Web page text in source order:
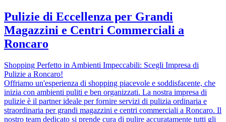
Pulizie di Eccellenza per Grandi
Magazzini e Centri Commerciali a
Roncaro
Shopping Perfetto in Ambienti Impeccabili: Scegli Impresa di
Pulizie a Roncaro!
Offriamo un'esperienza di shopping piacevole e soddisfacente, che
inizia con ambienti puliti e ben organizzati. La nostra impresa di
pulizie è il partner ideale per fornire servizi di pulizia ordinaria e
straordinaria per grandi magazzini e centri commerciali a Roncaro. Il
nostro team dedicato si prende cura di pulire accuratamente tutti gli